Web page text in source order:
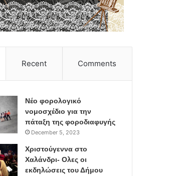
Recent Comments
Νέο φορολογικό
νομοσχέδιο για την
πάταξη της φοροδιαφυγής
December 5, 2023
Χριστούγεννα στο
Χαλάνδρι- Ολες οι
εκδηλώσεις του Δήμου